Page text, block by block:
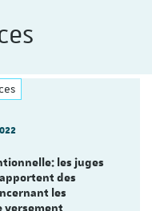
les juges
des
les